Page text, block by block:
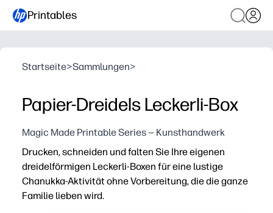
Printables
Startseite>Sammlungen>
Papier-Dreidels Leckerli-Box
Magic Made Printable Series — Kunsthandwerk
Drucken, schneiden und falten Sie Ihre eigenen
dreidelförmigen Leckerli-Boxen für eine lustige
Chanukka-Aktivität ohne Vorbereitung, die die ganze
Familie lieben wird.